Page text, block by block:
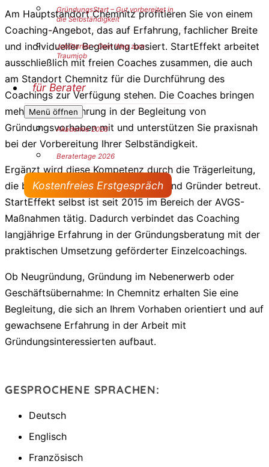
GründungsStart – Gut vorbereitet in
die Selbständigkeit
JobStarter – Dein Weg zum
Traumjob
für Berater
Menü öffnen
Akademie 2026
Beratertage 2026
Kostenfreies Erstgespräch
Am Hauptstandort Chemnitz profitieren Sie von einem
Coaching-Angebot, das auf Erfahrung, fachlicher Breite
und individueller Begleitung basiert. StartEffekt arbeitet
ausschließlich mit freien Coaches zusammen, die auch
am Standort Chemnitz für die Durchführung des
Coachings zur Verfügung stehen. Die Coaches bringen
mehrjährige Erfahrung in der Begleitung von
Gründungsvorhaben mit und unterstützen Sie praxisnah
bei der Vorbereitung Ihrer Selbständigkeit.
Ergänzt wird diese Kompetenz durch die Trägerleitung,
die bereits seit 2004 Gründerinnen und Gründer betreut.
StartEffekt selbst ist seit 2015 im Bereich der AVGS-
Maßnahmen tätig. Dadurch verbindet das Coaching
langjährige Erfahrung in der Gründungsberatung mit der
praktischen Umsetzung geförderter Einzelcoachings.
Ob Neugründung, Gründung im Nebenerwerb oder
Geschäftsübernahme: In Chemnitz erhalten Sie eine
Begleitung, die sich an Ihrem Vorhaben orientiert und auf
gewachsene Erfahrung in der Arbeit mit
Gründungsinteressierten aufbaut.
GESPROCHENE SPRACHEN:
Deutsch
Englisch
Französisch